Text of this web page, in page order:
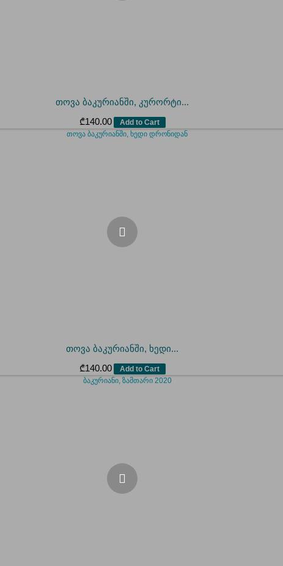
თოვა ბაკურიანში, კურორტი...
₾140.00 Add to Cart
თოვა ბაკურიანში, ხედი...
₾140.00 Add to Cart